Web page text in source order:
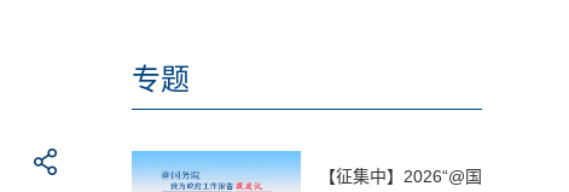
专题
【征集中】2026“@国